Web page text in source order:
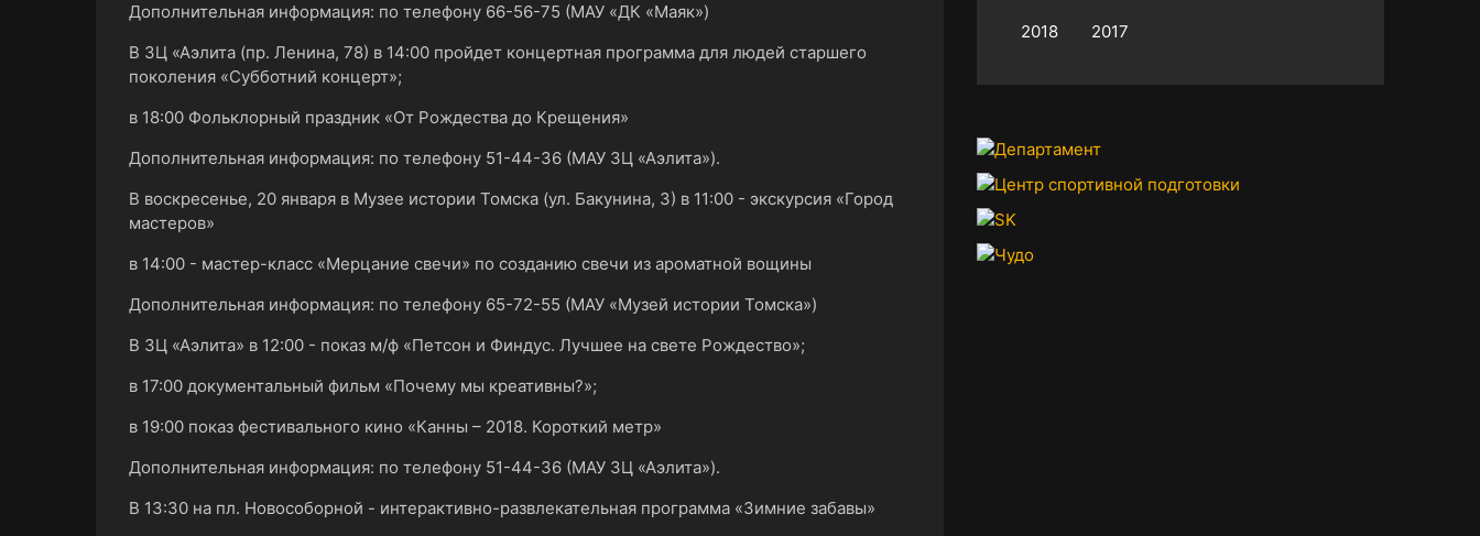
Дополнительная информация: по телефону 66-56-75 (МАУ «ДК «Маяк»)
В ЗЦ «Аэлита (пр. Ленина, 78) в 14:00 пройдет концертная программа для людей старшего
поколения «Субботний концерт»;
в 18:00 Фольклорный праздник «От Рождества до Крещения»
Дополнительная информация: по телефону 51-44-36 (МАУ ЗЦ «Аэлита»).
В воскресенье, 20 января в Музее истории Томска (ул. Бакунина, 3) в 11:00 - экскурсия «Город
мастеров»
в 14:00 - мастер-класс «Мерцание свечи» по созданию свечи из ароматной вощины
Дополнительная информация: по телефону 65-72-55 (МАУ «Музей истории Томска»)
В ЗЦ «Аэлита» в 12:00 - показ м/ф «Петсон и Финдус. Лучшее на свете Рождество»;
в 17:00 документальный фильм «Почему мы креативны?»;
в 19:00 показ фестивального кино «Канны – 2018. Короткий метр»
Дополнительная информация: по телефону 51-44-36 (МАУ ЗЦ «Аэлита»).
В 13:30 на пл. Новособорной - интерактивно-развлекательная программа «Зимние забавы»
2018 2017